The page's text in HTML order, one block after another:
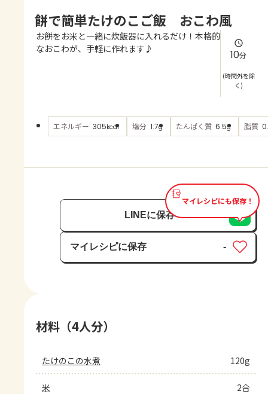
よくあるお問い合わせ
餅で簡単たけのこご飯 おこわ風
お餅をお米と一緒に炊飯器に入れるだけ！本格的
なおこわが、手軽に作れます♪
10分
(時間外を除
く)
エネルギー 305kcal 塩分 1.7g たんぱく質 6.5g 脂質
マイレシピにも保存！
LINEに保存
マイレシピに保存
保存済み
-
材料（4人分）
たけのこの水煮 120g
米 2合